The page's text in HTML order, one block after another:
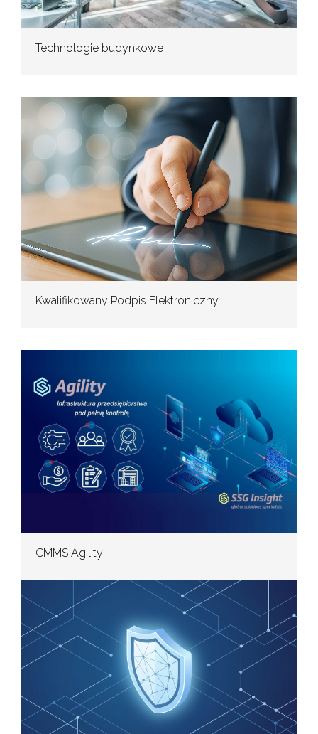
Technologie budynkowe
Kwalifikowany Podpis Elektroniczny
CMMS Agility